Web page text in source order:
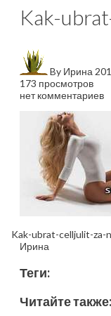
Kak-
By Ирина
173 просмотров
нет комментариев
Kak-ubrat-celljulit-za-
Ирина
Теги:
Читайте также: